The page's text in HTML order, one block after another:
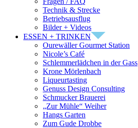
Technik & Strecke
Betriebsausflug
Bilder + Videos
ESSEN + TRINKEN
Ourewäller Gourmet Station
Nicole’s Café
Schlemmerlädchen in der Gass
Krone Mörlenbach
Liqueurtasting
Genuss Design Consulting
Schmucker Brauerei
„Zur Mühle“ Weiher
Hangs Garten
Zum Gude Drobbe